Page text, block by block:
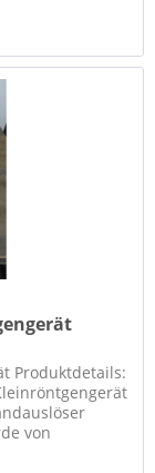
Produktdetails:
von